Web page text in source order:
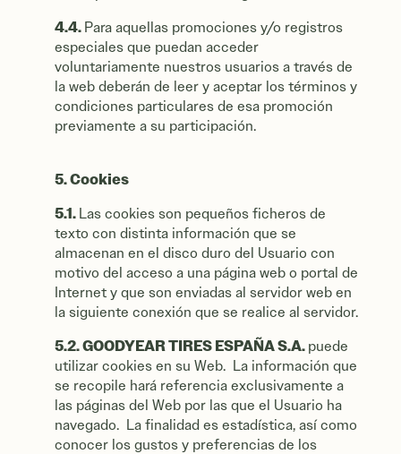
4.4. Para aquellas promociones y/o registros
especiales que puedan acceder
voluntariamente nuestros usuarios a través de
la web deberán de leer y aceptar los términos y
condiciones particulares de esa promoción
previamente a su participación.
5. Cookies
5.1. Las cookies son pequeños ficheros de
texto con distinta información que se
almacenan en el disco duro del Usuario con
motivo del acceso a una página web o portal de
Internet y que son enviadas al servidor web en
la siguiente conexión que se realice al servidor.
5.2. GOODYEAR TIRES ESPAÑA S.A. puede
utilizar cookies en su Web. La información que
se recopile hará referencia exclusivamente a
las páginas del Web por las que el Usuario ha
navegado. La finalidad es estadística, así como
conocer los gustos y preferencias de los